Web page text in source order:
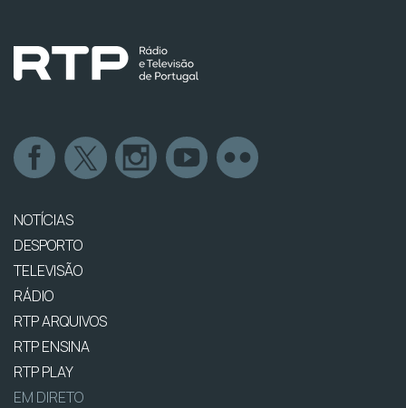
NOTÍCIAS
DESPORTO
TELEVISÃO
RÁDIO
RTP ARQUIVOS
RTP ENSINA
RTP PLAY
EM DIRETO